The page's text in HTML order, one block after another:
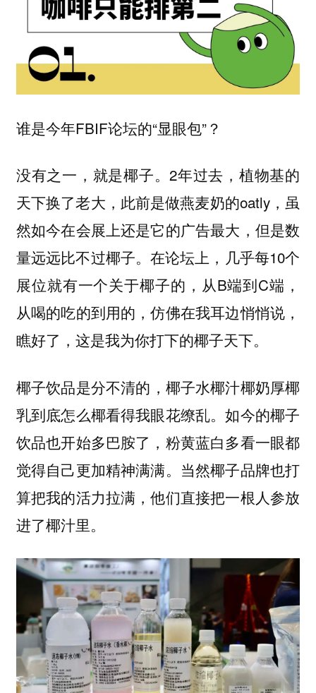
谁是今年FBIF论坛的“显眼包”？
没有之一，就是椰子。2年过去，植物基的
天下换了老大，此前是做燕麦奶的oatly，虽
然如今在会展上还是它的广告最大，但是数
量远远比不过椰子。在论坛上，几乎每10个
展位就有一个关于椰子的，从B端到C端，
从喝的吃的到用的，仿佛在我耳边悄悄说，
瞧好了，这是我为你打下的椰子天下。
椰子饮品是分不清的 ，椰子水椰汁椰奶厚椰
乳到底怎么椰看得我眼花缭乱。如今的椰子
饮品也开始多巴胺了，粉黄蓝白多看一眼都
觉得自己更加精神满满。当然椰子品牌也打
算把我的活力拉满，他们直接把一根人参放
进了椰汁里。